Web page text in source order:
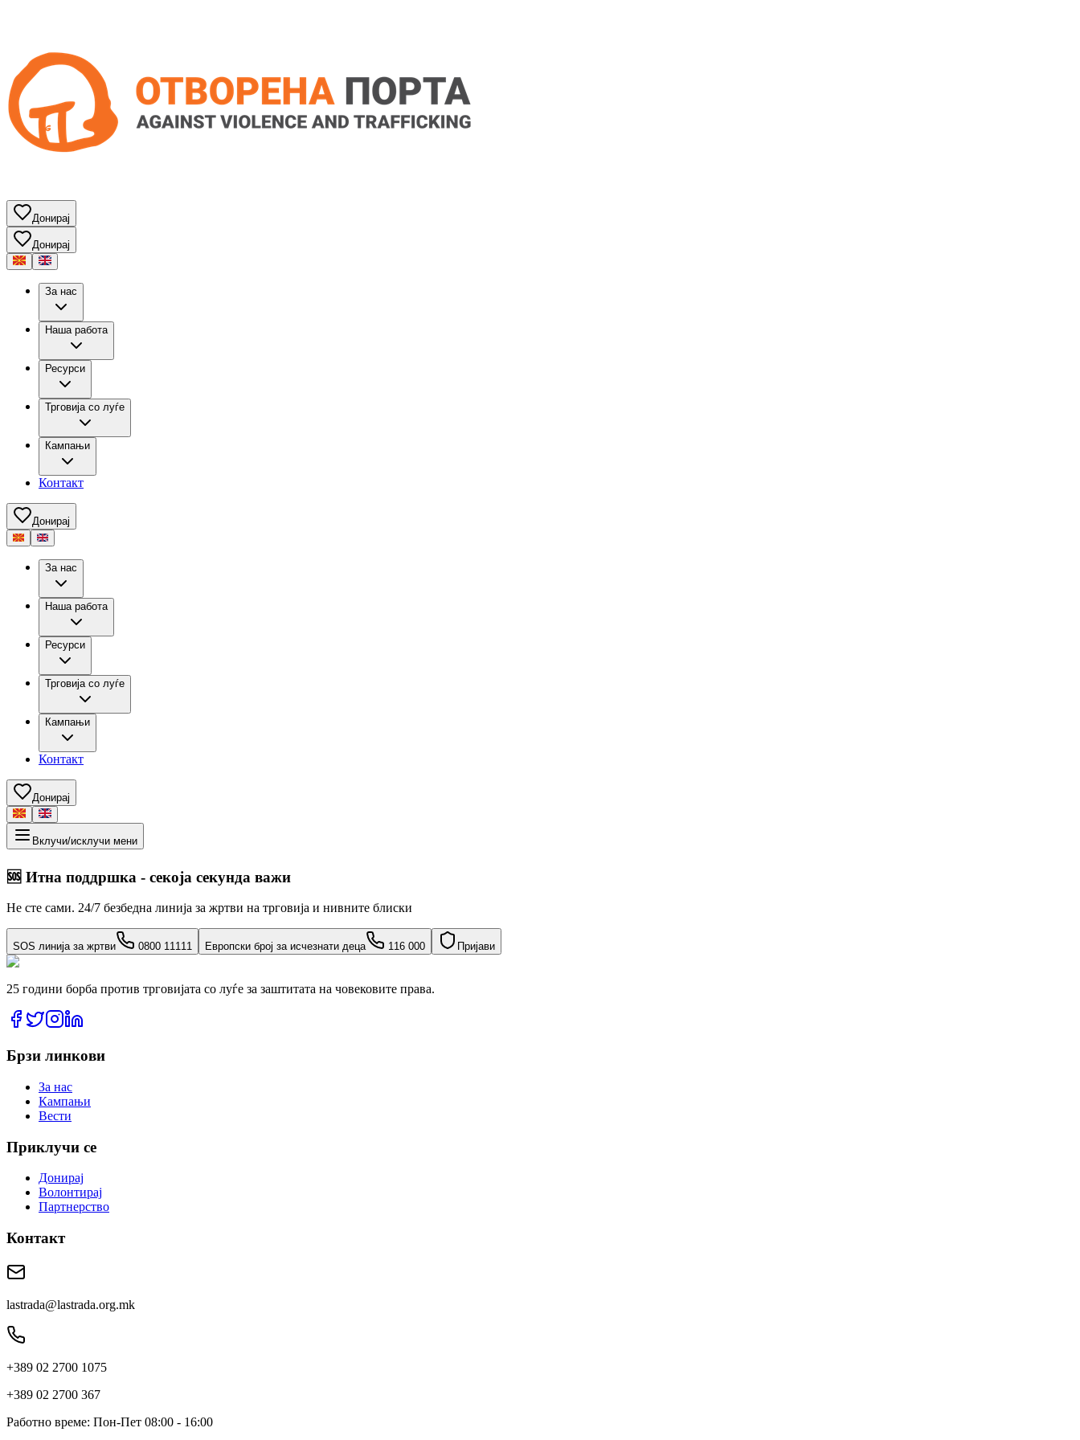
Донирај
Донирај
За нас
Наша работа
Ресурси
Трговија со луѓе
Кампањи
Контакт
Донирај
За нас
Наша работа
Ресурси
Трговија со луѓе
Кампањи
Контакт
Донирај
Вклучи/исклучи мени
🆘 Итна поддршка - секоја секунда важи
Не сте сами. 24/7 безбедна линија за жртви на трговија и нивните блиски
SOS линија за жртви 0800 11111 Европски број за исчезнати деца 116 000 Пријави
25 години борба против трговијата со луѓе за заштитата на човековите права.
Брзи линкови
За нас
Кампањи
Вести
Приклучи се
Донирај
Волонтирај
Партнерство
Контакт
lastrada@lastrada.org.mk
+389 02 2700 1075
+389 02 2700 367
Работно време: Пон-Пет 08:00 - 16:00